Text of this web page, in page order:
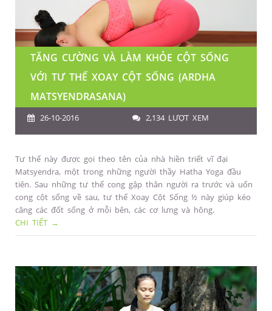
TĂNG CƯỜNG VÀ LÀM KHỎE CỘT SỐNG
VỚI TƯ THẾ XOAY CỘT SỐNG (ARDHA
MATSYENDRASANA)
26-10-2016 2,134 LƯỢT XEM
Tư thế này được gọi theo tên của nhà hiền triết vĩ đại
Matsyendra, một trong những người thầy Hatha Yoga đầu
tiên. Sau những tư thế cong gập thân người ra trước và uốn
cong cột sống về sau, tư thế Xoay Cột Sống ½ này giúp kéo
căng các đốt sống ở mỗi bên, các cơ lưng và hông.
CHI TIẾT →